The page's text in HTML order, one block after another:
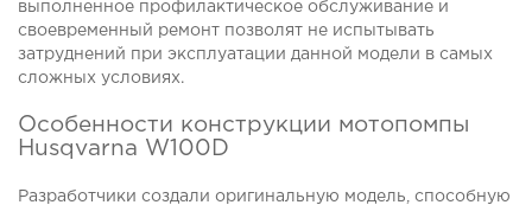
выполненное профилактическое обслуживание и
своевременный ремонт позволят не испытывать
затруднений при эксплуатации данной модели в самых
сложных условиях.
Особенности конструкции мотопомпы
Husqvarna W100D
Разработчики создали оригинальную модель, способную